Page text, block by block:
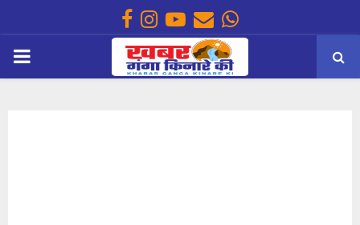
Facebook
Instagram
Youtube
EmailWhatsapp
PRIMARY